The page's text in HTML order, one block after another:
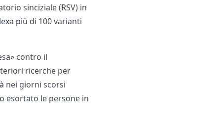
sinciziale (RSV) in
più di 100 varianti
contro il
ricerche per
nei giorni scorsi
esortato le persone in